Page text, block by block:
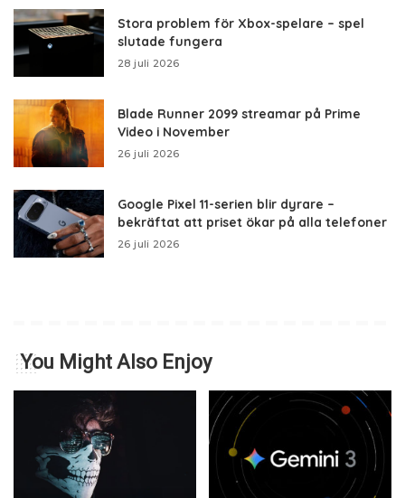
Stora problem för Xbox-spelare – spel
slutade fungera
28 juli 2026
Blade Runner 2099 streamar på Prime
Video i November
26 juli 2026
Google Pixel 11-serien blir dyrare –
bekräftat att priset ökar på alla telefoner
26 juli 2026
You Might Also Enjoy